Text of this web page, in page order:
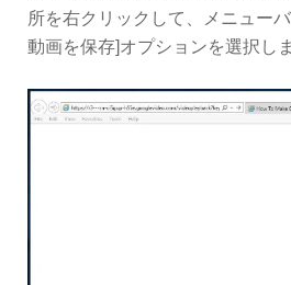
所を右クリックして、メニュー
動画を保存]オプションを選択しま